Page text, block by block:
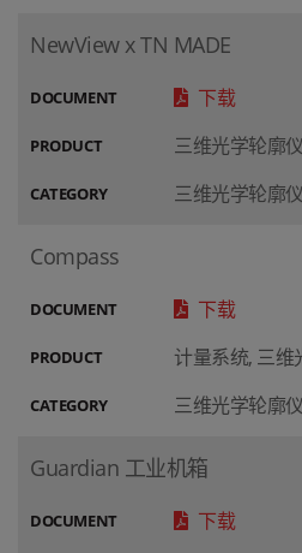
NewView x TN MADE
DOCUMENT 下载
PRODUCT 三维光学轮廓
CATEGORY 三维光学轮廓仪
Compass
DOCUMENT 下载
PRODUCT 计量系统, 三
CATEGORY 三维光学轮廓仪
Guardian 工业机箱
DOCUMENT 下载